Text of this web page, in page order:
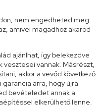
nem engedheted meg
amivel magadhoz akarod
ajánlhat, így belekezdve
vesztesei vannak. Másrészt,
akkor a vevőd következő
arra, hogy újra
bevételedet annak a
elkerülhető lenne.